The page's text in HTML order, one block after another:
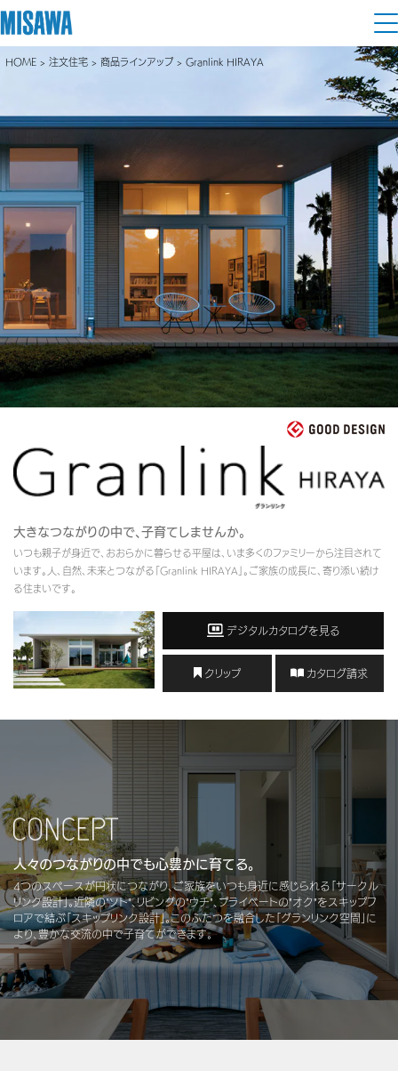
住まい
建てる [注文住宅]
商品ラインアップ
デザイン
テクノロジー（住まいの性能）
建築事例・建築実例
デザイナーズギャラリー
インテリア
買う
分譲住宅（建売・土地）検索
中古住宅検索
スムストック検索
分譲マンション検索
売る [MISAWA RELAY]
これから住まいをご検討の方
多彩な動画やこだわりが詰まった建築実例、注目の最新情報など、住ま
いづくりを楽しく学べるデジタルラウンジです。
ホームラウンジ 新築・戸建て
土地活用
個人のお客さま
賃貸住宅
賃貸併用住宅
店舗・各種施設
土地活用モデルルーム見学
土地活用実例
法人のお客さま
企業不動産活用（CRE）戦略
社宅建築
医療・介護・子育て・障がい福祉施設
これから土地活用・賃貸経営をご検討の方
役立つ多彩な情報を幅広くお届けします。
ホームラウンジ 土地活用・賃貸経営
リフォーム
戸建て・マンション
ミサワリフォームとは
リフォームの流れ
リフォームメニュー
事業用
事業用リノベーション
ホテル・旅館リフォーム
リフォーム営業所
これからリフォームをご検討の方
実例動画や基礎知識、収納の工夫など、理想の住まいを叶えるリフォー
ムの具体策とアイデアを豊富にご用意しています。
ホームラウンジ リフォーム
まちづくり
複合開発・投資開発
複合開発事業（ASMACI-アスマチ-）
再開発・官民連携事業
分譲マンション開発事業
収益不動産・投資開発事業
建築再生事業
事業用売買
事業用地・事業用建物
分譲用地
すべてのフィールドに新しい価値をデザインし、持続可能な未来志向の
まちづくりを実現していきます。
ミサワゼネラルソリューション
オーナーサポート
サポートメニュー
保証制度
ミサワリフォーム
ご相談窓口
お客様センター
ミサワホームオーナーさま・リフォーム工事ご契約者さまとミサワホーム
を結ぶコミュニケーションサイト。お得・便利・安心なコンテンツや、ミサ
ワホームからの大切なお知らせなど配信しています。
ミサワオーナーズクラブ
企 業・IR情報
ニュース
MISAWAについて
ミサワホームグループ
IR情報
SDGs
環境活動
新卒者採用
中途採用
障がい者採用
ウエルネス事業
住まいのご相談
HOME > 注文住宅 > 商品ラインアップ > Granlink HIRAYA
大きなつながりの中で、子育てしませんか。
いつも親子が身近で、おおらかに暮らせる平屋は、いま多くのファミリーから注目されて
います。人、自然、未来とつながる「Granlink HIRAYA」。ご家族の成長に、寄り添い続け
る住まいです。
デジタルカタログを見る
クリップ カタログ請求
人々のつながりの中でも心豊かに育てる。
4つのスペースが円状につながり、ご家族をいつも身近に感じられる「サークル
リンク設計」。近隣の"ソト"、リビングの"ウチ"、プライベートの"オク"をスキップフ
ロアで結ぶ「スキップリンク設計」。このふたつを融合した「グランリンク空間」に
より、豊かな交流の中で子育てができます。